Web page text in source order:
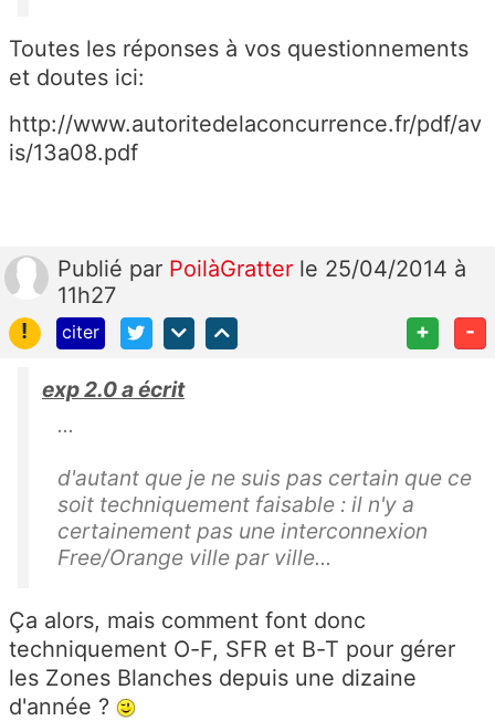
Toutes les réponses à vos questionnements
et doutes ici:
http://www.autoritedelaconcurrence.fr/pdf/av
is/13a08.pdf
Publié par PoilàGratter le 25/04/2014 à
11h27
!
citer + -
exp 2.0 a écrit
...
d'autant que je ne suis pas certain que ce
soit techniquement faisable : il n'y a
certainement pas une interconnexion
Free/Orange ville par ville...
Ça alors, mais comment font donc
techniquement O-F, SFR et B-T pour gérer
les Zones Blanches depuis une dizaine
d'année ?